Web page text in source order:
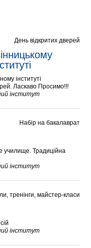
День відкритих дверей
інституті
Ласкаво Просимо!!!
інститут
Набір на бакалаврат
училище. Традиційна
інститут
тренінги, майстер-класи
інститут